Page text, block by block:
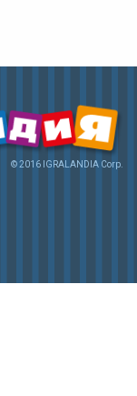
© 2016 IGRALANDIA Corp.